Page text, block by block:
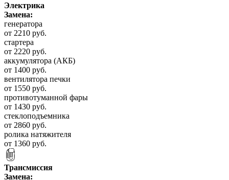
Электрика
Замена:
генератора
от 2210 руб.
стартера
от 2220 руб.
аккумулятора (АКБ)
от 1400 руб.
вентилятора печки
от 1550 руб.
противотуманной фары
от 1430 руб.
стеклоподъемника
от 2860 руб.
ролика натяжителя
от 1360 руб.
Трансмиссия
Замена: